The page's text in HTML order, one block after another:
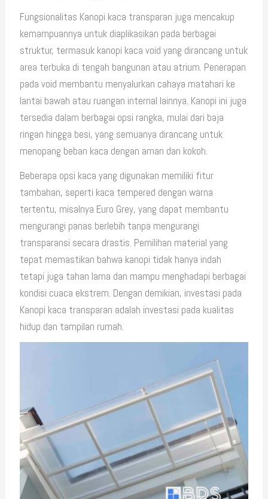
Fungsionalitas Kanopi kaca transparan juga mencakup
kemampuannya untuk diaplikasikan pada berbagai
struktur, termasuk kanopi kaca void yang dirancang untuk
area terbuka di tengah bangunan atau atrium. Penerapan
pada void membantu menyalurkan cahaya matahari ke
lantai bawah atau ruangan internal lainnya. Kanopi ini juga
tersedia dalam berbagai opsi rangka, mulai dari baja
ringan hingga besi, yang semuanya dirancang untuk
menopang beban kaca dengan aman dan kokoh.
Beberapa opsi kaca yang digunakan memiliki fitur
tambahan, seperti kaca tempered dengan warna
tertentu, misalnya Euro Grey, yang dapat membantu
mengurangi panas berlebih tanpa mengurangi
transparansi secara drastis. Pemilihan material yang
tepat memastikan bahwa kanopi tidak hanya indah
tetapi juga tahan lama dan mampu menghadapi berbagai
kondisi cuaca ekstrem. Dengan demikian, investasi pada
Kanopi kaca transparan adalah investasi pada kualitas
hidup dan tampilan rumah.